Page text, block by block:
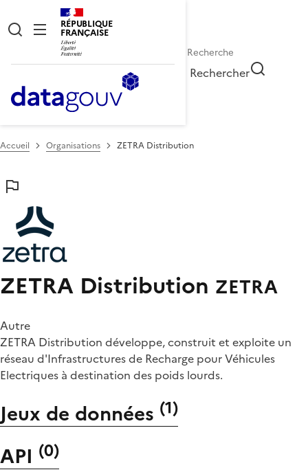
RÉPUBLIQUE
FRANÇAISE
Rechercher
Accueil Organisations ZETRA Distribution
ZETRA Distribution ZETRA
Autre
ZETRA Distribution développe, construit et exploite un
réseau d'Infrastructures de Recharge pour Véhicules
Electriques à destination des poids lourds.
Jeux de données (1)
API (0)